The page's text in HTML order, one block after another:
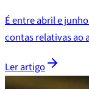
É entre abril e
contas relativas ao
Ler artigo